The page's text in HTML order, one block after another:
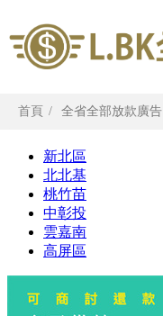
首頁 全省全部放款廣告